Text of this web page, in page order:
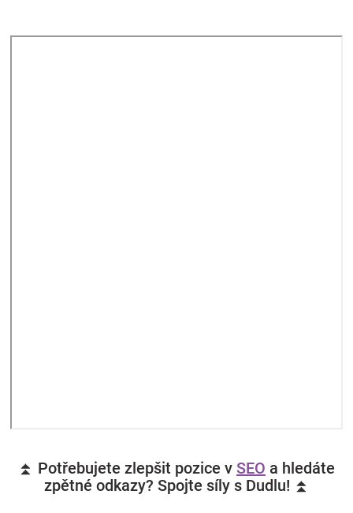
⏫ Potřebujete zlepšit pozice v SEO a hledáte
zpětné odkazy? Spojte síly s Dudlu! ⏫